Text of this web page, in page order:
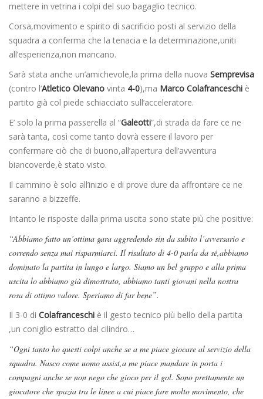
mettere in vetrina i colpi del suo bagaglio tecnico.
Corsa,movimento e spirito di sacrificio posti al servizio della
squadra a conferma che la tenacia e la determinazione,uniti
all’esperienza,non mancano.
Sarà stata anche un’amichevole,la prima della nuova Semprevisa
(contro l’Atletico Olevano vinta 4-0),ma Marco Colafranceschi è
partito già col piede schiacciato sull’acceleratore.
E’ solo la prima passerella al “Galeotti”,di strada da fare ce ne
sarà tanta, così come tanto dovrà essere il lavoro per
confermare ciò che di buono,all’apertura dell’avventura
biancoverde,è stato visto.
Il cammino è solo all’inizio e di prove dure da affrontare ce ne
saranno a bizzeffe.
Intanto le risposte dalla prima uscita sono state più che positive:
“Abbiamo fatto un’ottima gara aggredendo sin da subito l’avversario e
correndo senza mai risparmiarci. Il risultato di 4-0 parla da sé,abbiamo
dominato la partita in lungo e largo. Siamo un bel gruppo e alla prima
uscita lo abbiamo già dimostrato, abbiamo tanti giovani nella nostra
rosa di ottimo valore. Speriamo di far bene”.
Il 3-0 di Colafranceschi è il gesto tecnico più bello della partita
,un coniglio estratto dal cilindro…
“Ogni tanto ho questi colpi anche se a me piace giocare al servizio della
squadra. Nasco come uomo assist,a me piace mandare in porta i
compagni anche se non nego che gioco per il gol. Sono prettamente un
giocatore che spazia tra le linee a cui piace fare molto movimento, che